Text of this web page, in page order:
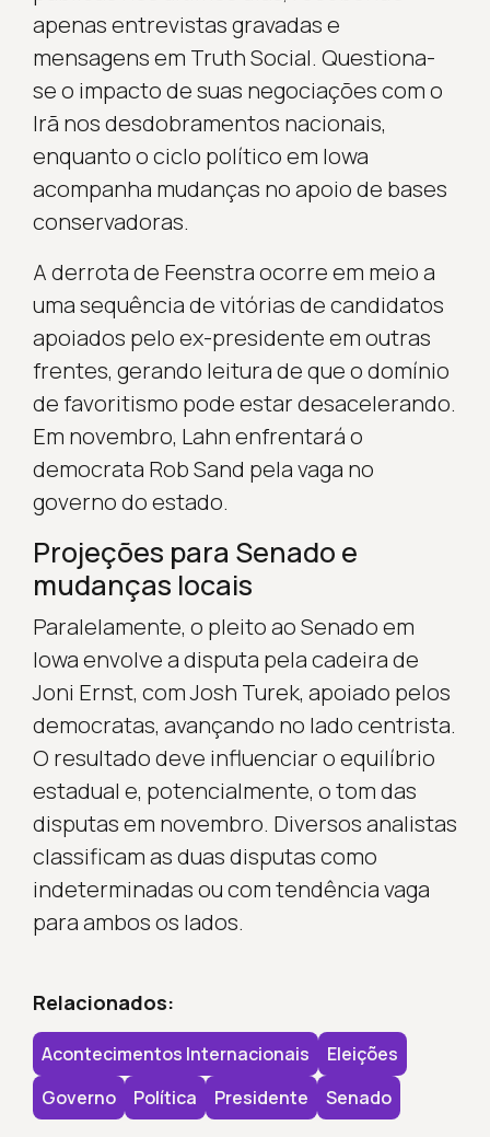
apenas entrevistas gravadas e
mensagens em Truth Social. Questiona-
se o impacto de suas negociações com o
Irã nos desdobramentos nacionais,
enquanto o ciclo político em Iowa
acompanha mudanças no apoio de bases
conservadoras.
A derrota de Feenstra ocorre em meio a
uma sequência de vitórias de candidatos
apoiados pelo ex-presidente em outras
frentes, gerando leitura de que o domínio
de favoritismo pode estar desacelerando.
Em novembro, Lahn enfrentará o
democrata Rob Sand pela vaga no
governo do estado.
Projeções para Senado e
mudanças locais
Paralelamente, o pleito ao Senado em
Iowa envolve a disputa pela cadeira de
Joni Ernst, com Josh Turek, apoiado pelos
democratas, avançando no lado centrista.
O resultado deve influenciar o equilíbrio
estadual e, potencialmente, o tom das
disputas em novembro. Diversos analistas
classificam as duas disputas como
indeterminadas ou com tendência vaga
para ambos os lados.
Relacionados:
Acontecimentos Internacionais
Eleições
Governo
Política Presidente Senado